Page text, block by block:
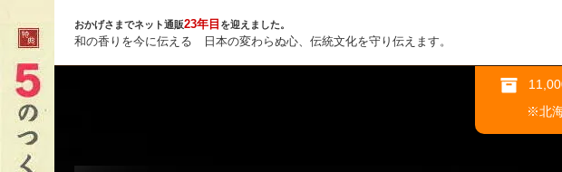
おかげさまでネット通販23年目 を迎えました。
和の香りを今に伝える 日本の変わらぬ心、伝統文化を守り伝えます。
※北